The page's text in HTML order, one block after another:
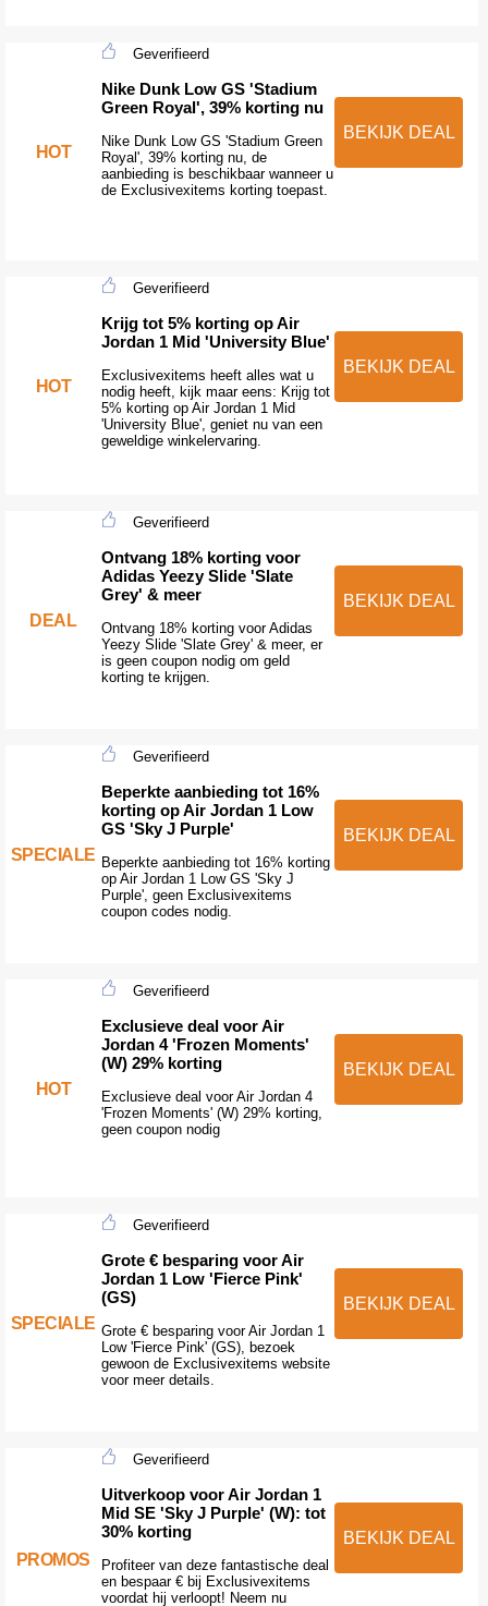
HOT
Geverifieerd
Nike Dunk Low GS 'Stadium
Green Royal', 39% korting nu
Nike Dunk Low GS 'Stadium Green
Royal', 39% korting nu, de
aanbieding is beschikbaar wanneer u
de Exclusivexitems korting toepast.
BEKIJK DEAL
HOT
Geverifieerd
Krijg tot 5% korting op Air
Jordan 1 Mid 'University Blue'
Exclusivexitems heeft alles wat u
nodig heeft, kijk maar eens: Krijg tot
5% korting op Air Jordan 1 Mid
'University Blue', geniet nu van een
geweldige winkelervaring.
BEKIJK DEAL
DEAL
Geverifieerd
Ontvang 18% korting voor
Adidas Yeezy Slide 'Slate
Grey' & meer
Ontvang 18% korting voor Adidas
Yeezy Slide 'Slate Grey' & meer, er
is geen coupon nodig om geld
korting te krijgen.
BEKIJK DEAL
SPECIALE
Geverifieerd
Beperkte aanbieding tot 16%
korting op Air Jordan 1 Low
GS 'Sky J Purple'
Beperkte aanbieding tot 16% korting
op Air Jordan 1 Low GS 'Sky J
Purple', geen Exclusivexitems
coupon codes nodig.
BEKIJK DEAL
HOT
Geverifieerd
Exclusieve deal voor Air
Jordan 4 'Frozen Moments'
(W) 29% korting
Exclusieve deal voor Air Jordan 4
'Frozen Moments' (W) 29% korting,
geen coupon nodig
BEKIJK DEAL
SPECIALE
Geverifieerd
Grote € besparing voor Air
Jordan 1 Low 'Fierce Pink'
(GS)
Grote € besparing voor Air Jordan 1
Low 'Fierce Pink' (GS), bezoek
gewoon de Exclusivexitems website
voor meer details.
BEKIJK DEAL
PROMOS
Geverifieerd
Uitverkoop voor Air Jordan 1
Mid SE 'Sky J Purple' (W): tot
30% korting
Profiteer van deze fantastische deal
en bespaar € bij Exclusivexitems
voordat hij verloopt! Neem nu
BEKIJK DEAL